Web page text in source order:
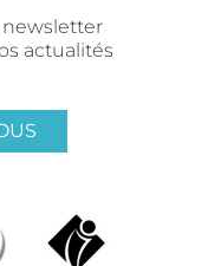
actualités